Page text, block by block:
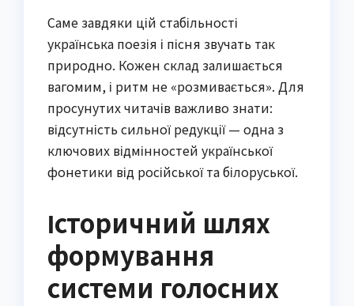
Саме завдяки цій стабільності
українська поезія і пісня звучать так
природно. Кожен склад залишається
вагомим, і ритм не «розмивається». Для
просунутих читачів важливо знати:
відсутність сильної редукції — одна з
ключових відмінностей української
фонетики від російської та білоруської.
Історичний шлях
формування
системи голосних